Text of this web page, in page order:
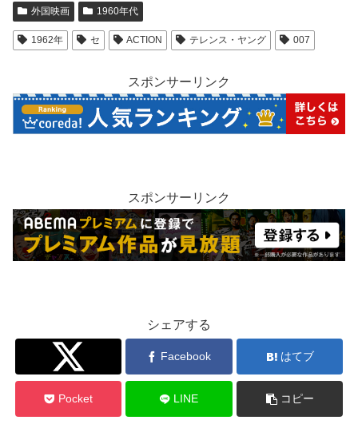
外国映画 1960年代
1962年 セ ACTION テレンス・ヤング 007
スポンサーリンク
スポンサーリンク
シェアする
Twitter Facebook はてブ
Pocket LINE コピー